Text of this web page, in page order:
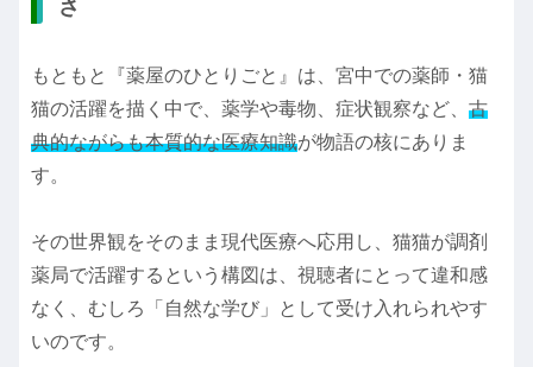
さ
もともと『薬屋のひとりごと』は、宮中での薬師・猫
猫の活躍を描く中で、薬学や毒物、症状観察など、 古
典的ながらも本質的な医療知識が物語の核にありま
す。
その世界観をそのまま現代医療へ応用し、猫猫が調剤
薬局で活躍するという構図は、視聴者にとって違和感
なく、むしろ「自然な学び」として受け入れられやす
いのです。